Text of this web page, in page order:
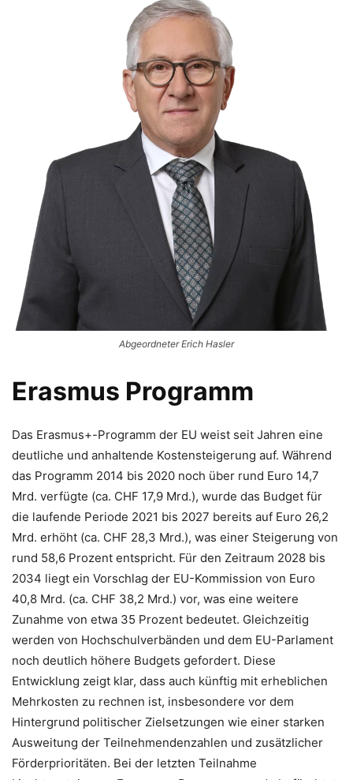
Abgeordneter Erich Hasler
Erasmus Programm
Das Erasmus+-Programm der EU weist seit Jahren eine
deutliche und anhaltende Kostensteigerung auf. Während
das Programm 2014 bis 2020 noch über rund Euro 14,7
Mrd. verfügte (ca. CHF 17,9 Mrd.), wurde das Budget für
die laufende Periode 2021 bis 2027 bereits auf Euro 26,2
Mrd. erhöht (ca. CHF 28,3 Mrd.), was einer Steigerung von
rund 58,6 Prozent entspricht. Für den Zeitraum 2028 bis
2034 liegt ein Vorschlag der EU-Kommission von Euro
40,8 Mrd. (ca. CHF 38,2 Mrd.) vor, was eine weitere
Zunahme von etwa 35 Prozent bedeutet. Gleichzeitig
werden von Hochschulverbänden und dem EU-Parlament
noch deutlich höhere Budgets gefordert. Diese
Entwicklung zeigt klar, dass auch künftig mit erheblichen
Mehrkosten zu rechnen ist, insbesondere vor dem
Hintergrund politischer Zielsetzungen wie einer starken
Ausweitung der Teilnehmendenzahlen und zusätzlicher
Förderprioritäten. Bei der letzten Teilnahme